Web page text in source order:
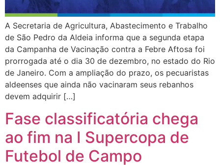
A Secretaria de Agricultura, Abastecimento e Trabalho
de São Pedro da Aldeia informa que a segunda etapa
da Campanha de Vacinação contra a Febre Aftosa foi
prorrogada até o dia 30 de dezembro, no estado do Rio
de Janeiro. Com a ampliação do prazo, os pecuaristas
aldeenses que ainda não vacinaram seus rebanhos
devem adquirir […]
Fase classificatória chega
ao fim na I Supercopa de
Futebol de Campo